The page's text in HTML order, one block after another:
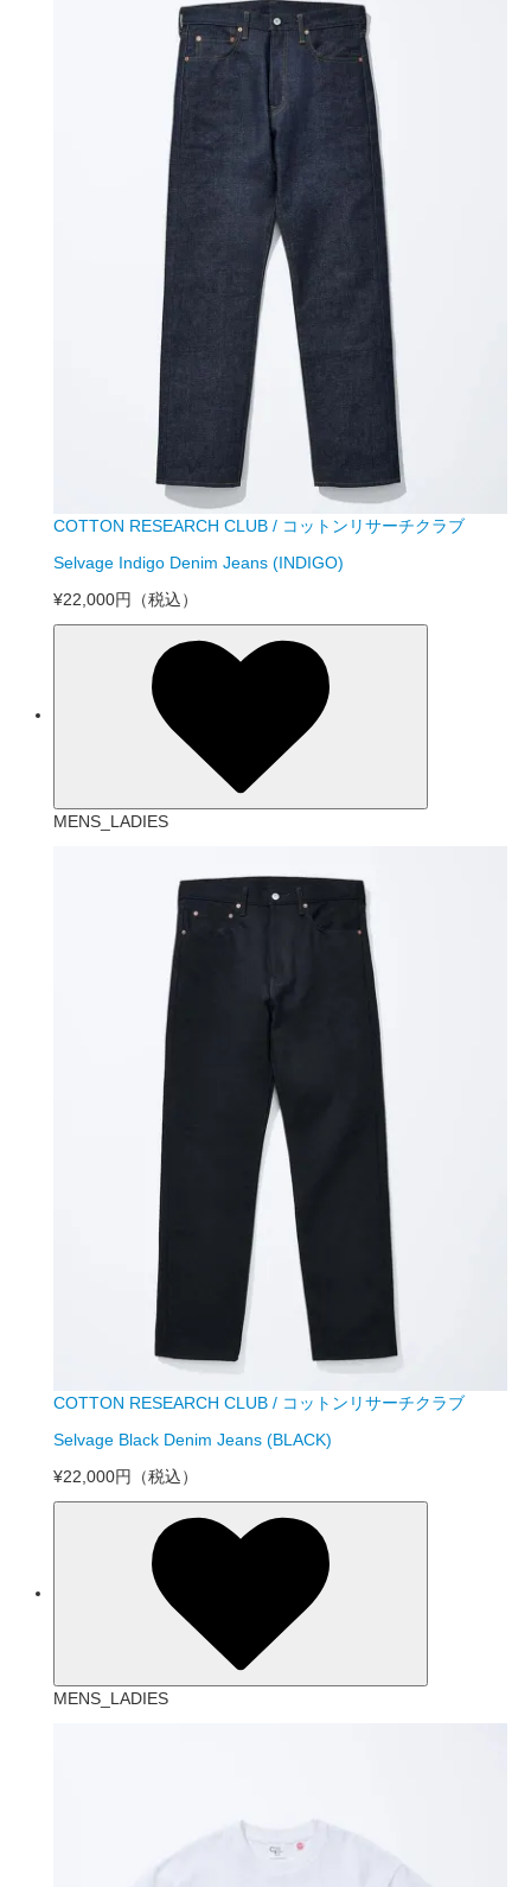
COTTON RESEARCH CLUB / コットンリサーチクラブ
Selvage Indigo Denim Jeans (INDIGO)
¥22,000円 （税込）
MENS_LADIES
COTTON RESEARCH CLUB / コットンリサーチクラブ
Selvage Black Denim Jeans (BLACK)
¥22,000円
（税込）
MENS_LADIES